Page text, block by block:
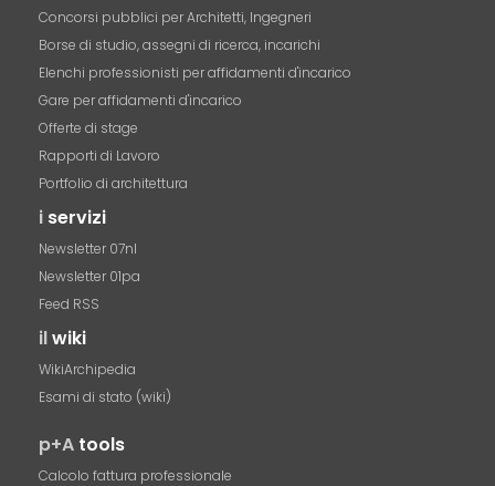
Concorsi pubblici per Architetti, Ingegneri
Borse di studio, assegni di ricerca, incarichi
Elenchi professionisti per affidamenti d'incarico
Gare per affidamenti d'incarico
Offerte di stage
Rapporti di Lavoro
Portfolio di architettura
i servizi
Newsletter 07nl
Newsletter 01pa
Feed RSS
ilwiki
WikiArchipedia
Esami di stato (wiki)
p+A tools
Calcolo fattura professionale